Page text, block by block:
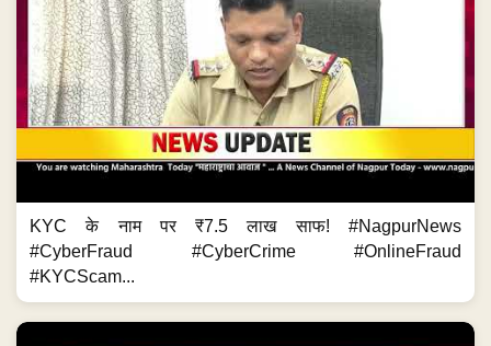
KYC के नाम पर ₹7.5 लाख साफ! #NagpurNews
#CyberFraud #CyberCrime #OnlineFraud
#KYCScam...